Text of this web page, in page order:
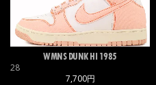
WMNS DUNK HI 1985
28
7,700円